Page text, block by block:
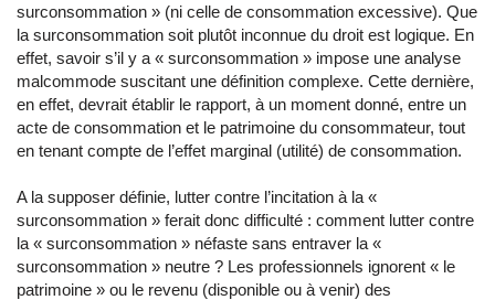
surconsommation » (ni celle de consommation excessive). Que
la surconsommation soit plutôt inconnue du droit est logique. En
effet, savoir s’il y a « surconsommation » impose une analyse
malcommode suscitant une définition complexe. Cette dernière,
en effet, devrait établir le rapport, à un moment donné, entre un
acte de consommation et le patrimoine du consommateur, tout
en tenant compte de l’effet marginal (utilité) de consommation.
A la supposer définie, lutter contre l’incitation à la «
surconsommation » ferait donc difficulté : comment lutter contre
la « surconsommation » néfaste sans entraver la «
surconsommation » neutre ? Les professionnels ignorent « le
patrimoine » ou le revenu (disponible ou à venir) des